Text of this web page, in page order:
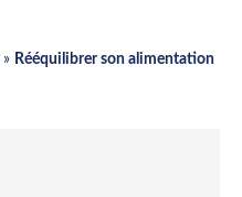
» Rééquilibrer son alimentation